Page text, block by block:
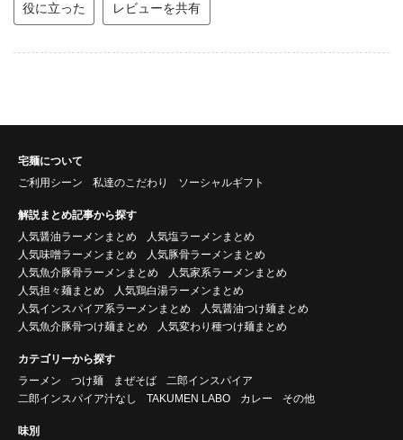
役に立った レビューを共有
宅麺について
ご利用シーン
私達のこだわり ソーシャルギフト
解説まとめ記事から探す
人気醤油ラーメンまとめ
人気塩ラーメンまとめ
人気味噌ラーメンまとめ
人気豚骨ラーメンまとめ
人気魚介豚骨ラーメンまとめ
人気家系ラーメンまとめ
人気担々麺まとめ
人気鶏白湯ラーメンまとめ
人気インスパイア系ラーメンまとめ
人気醤油つけ麺まとめ
人気魚介豚骨つけ麺まとめ
人気変わり種つけ麺まとめ
カテゴリーから探す
ラーメン
つけ麺 まぜそば
二郎インスパイア
二郎インスパイア汁なし
TAKUMEN LABO カレー その他
味別